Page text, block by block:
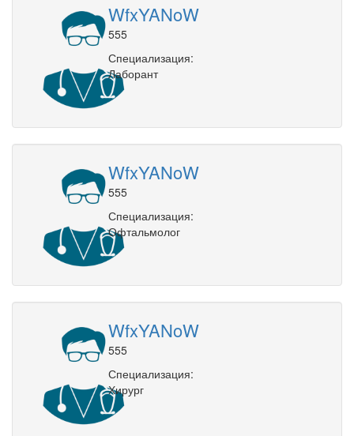
WfxYANoW
555
Специализация:
Лаборант
WfxYANoW
555
Специализация:
Офтальмолог
WfxYANoW
555
Специализация:
Хирург